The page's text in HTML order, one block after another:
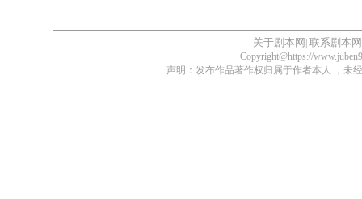
关于剧本网 联系剧本网
Copyright@https://
声明：发布作品著作权归属于作者本人 ，未